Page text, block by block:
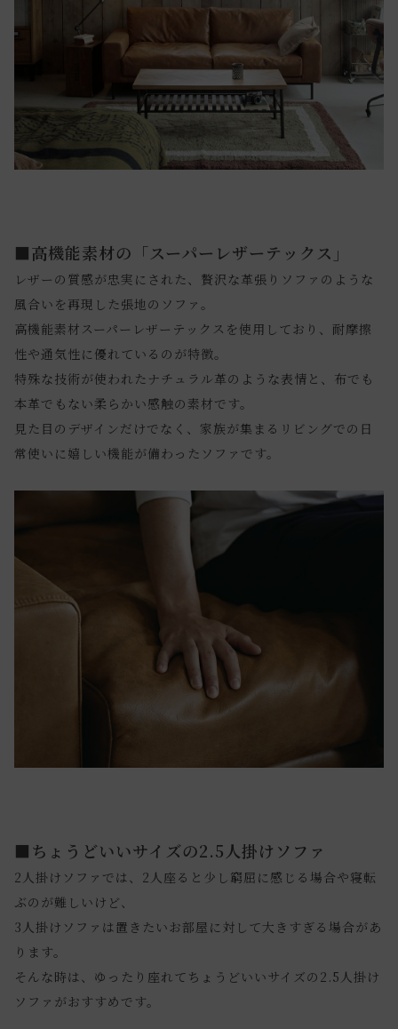
■高機能素材の「スーパーレザーテックス」
レザーの質感が忠実にされた、贅沢な革張りソファのような
風合いを再現した張地のソファ。
高機能素材スーパーレザーテックスを使用しており、耐摩擦
性や通気性に優れているのが特徴。
特殊な技術が使われたナチュラル革のような表情と、布でも
本革でもない柔らかい感触の素材です。
見た目のデザインだけでなく、家族が集まるリビングでの日
常使いに嬉しい機能が備わったソファです。
■ちょうどいいサイズの2.5人掛けソファ
2人掛けソファでは、2人座ると少し窮屈に感じる場合や寝転
ぶのが難しいけど、
3人掛けソファは置きたいお部屋に対して大きすぎる場合があ
ります。
そんな時は、ゆったり座れてちょうどいいサイズの2.5人掛け
ソファがおすすめです。